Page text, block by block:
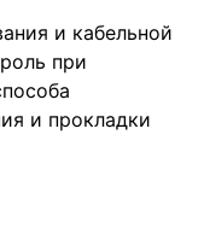
и кабельной
при
и прокладки